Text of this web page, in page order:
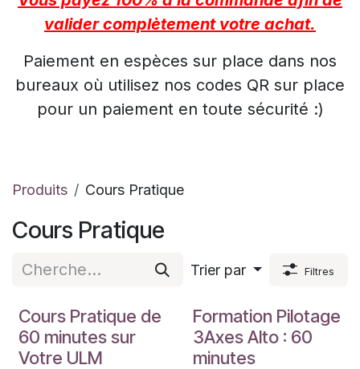
valider complètement votre achat.
Paiement en espèces sur place dans nos
bureaux où utilisez nos codes QR sur place
pour un paiement en toute sécurité :)
Produits Cours Pratique
Cours Pratique
Trier par Filtres
Fomation Pilote
Cours Pratique de
60 minutes sur
Votre ULM
Fomation Pilote
Formation Pilotage
3Axes Alto : 60
minutes